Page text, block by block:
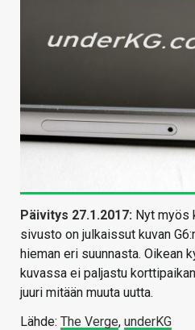
Päivitys 27.1.2017: Nyt myös
sivusto on julkaissut kuvan
hieman eri suunnasta. Oikean
kuvassa ei paljastu
juuri mitään muuta uutta.
Lähde: The Verge, underKG